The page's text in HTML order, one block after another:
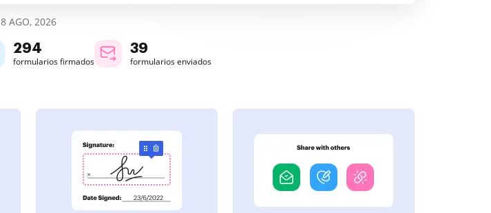
8 AGO, 2026
294
formularios firmados
39
formularios enviados